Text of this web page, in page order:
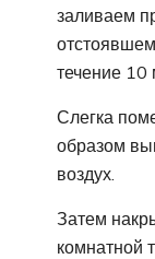
заливаем
течение 10
Слегка
образом
воздух.
Затем
комнатной